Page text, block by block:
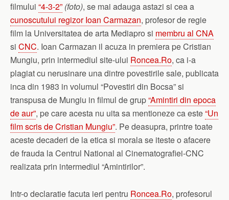
filmului “4-3-2” (foto), se mai adauga astazi si cea a
cunoscutului regizor Ioan Carmazan, profesor de regie
film la Universitatea de arta Mediapro si membru al CNA
si CNC. Ioan Carmazan il acuza in premiera pe Cristian
Mungiu, prin intermediul site-ului Roncea.Ro, ca i-a
plagiat cu nerusinare una dintre povestirile sale, publicata
inca din 1983 in volumul “Povestiri din Bocsa” si
transpusa de Mungiu in filmul de grup“Amintiri din epoca
de aur”, pe care acesta nu uita sa mentioneze ca este“Un
film scris de Cristian Mungiu”. Pe deasupra, printre toate
aceste decaderi de la etica si morala se iteste o afacere
de frauda la Centrul National al Cinematografiei-CNC
realizata prin intermediul “Amintirilor”.
Intr-o declaratie facuta ieri pentru Roncea.Ro, profesorul